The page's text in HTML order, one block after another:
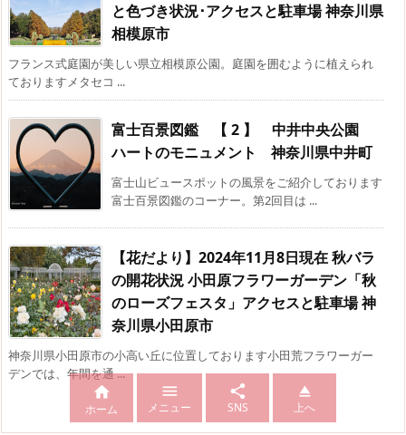
と色づき状況･アクセスと駐車場 神奈川県
相模原市
フランス式庭園が美しい県立相模原公園。庭園を囲むように植えられ
ておりますメタセコ ...
富士百景図鑑 【 2 】 中井中央公園
ハートのモニュメント 神奈川県中井町
富士山ビュースポットの風景をご紹介しております
富士百景図鑑のコーナー。第2回目は ...
【花だより】2024年11月8日現在 秋バラ
の開花状況 小田原フラワーガーデン「秋
のローズフェスタ」アクセスと駐車場 神
奈川県小田原市
神奈川県小田原市の小高い丘に位置しております小田荒フラワーガー
デンでは、年間を通 ...

ホーム

メニュー

SNS

上へ